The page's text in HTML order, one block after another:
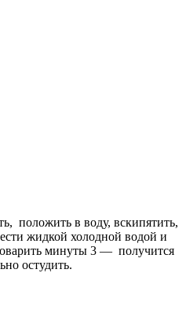
положить в воду, вскипятить,
жидкой холодной водой и
минуты 3 — получится
остудить.